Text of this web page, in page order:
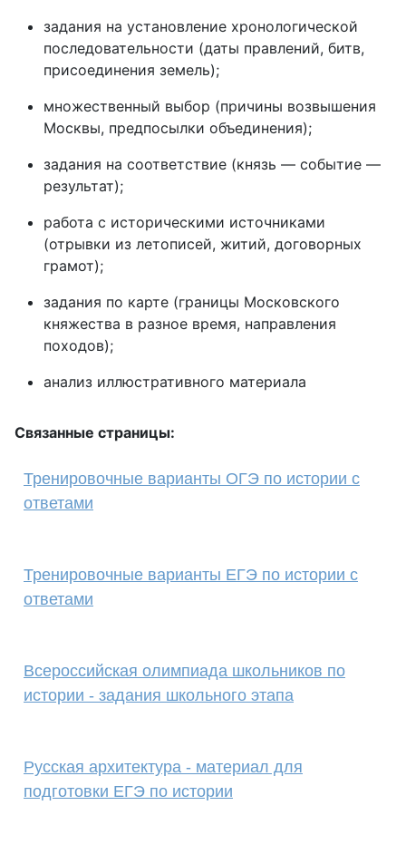
задания на установление хронологической
последовательности (даты правлений, битв,
присоединения земель);
множественный выбор (причины возвышения
Москвы, предпосылки объединения);
задания на соответствие (князь — событие —
результат);
работа с историческими источниками
(отрывки из летописей, житий, договорных
грамот);
задания по карте (границы Московского
княжества в разное время, направления
походов);
анализ иллюстративного материала
Связанные страницы:
Тренировочные варианты ОГЭ по истории с
ответами
Тренировочные варианты ЕГЭ по истории с
ответами
Всероссийская олимпиада школьников по
истории - задания школьного этапа
Русская архитектура - материал для
подготовки ЕГЭ по истории